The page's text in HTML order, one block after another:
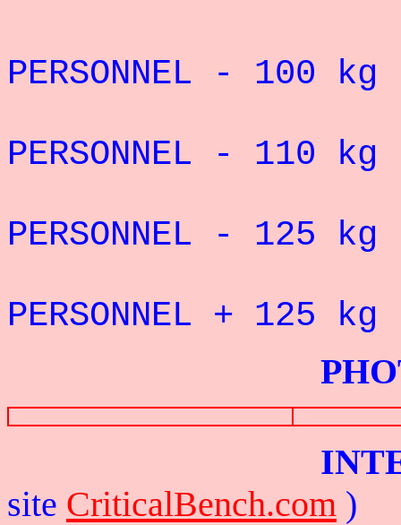
PERSONNEL - 100 kg
PERSONNEL - 110 kg
PERSONNEL - 125
PERSONNEL + 125 kg
PHOTOS
site CriticalBench.com )